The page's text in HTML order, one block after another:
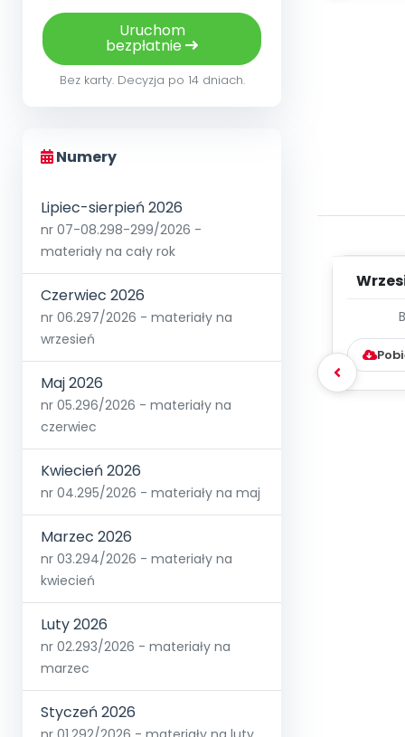
Uruchom
bezpłatnie
Bez karty. Decyzja po 14 dniach.
Numery
Lipiec-sierpień 2026
nr 07-08.298-299/2026 -
materiały na cały rok
Czerwiec 2026
nr 06.297/2026 - materiały na
wrzesień
Maj 2026
nr 05.296/2026 - materiały na
czerwiec
Kwiecień 2026
nr 04.295/2026 - materiały na maj
Marzec 2026
nr 03.294/2026 - materiały na
kwiecień
Luty 2026
nr 02.293/2026 - materiały na
marzec
Styczeń 2026